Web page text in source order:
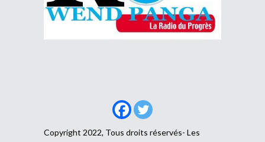
Copyright 2022, Tous droits réservés- Les